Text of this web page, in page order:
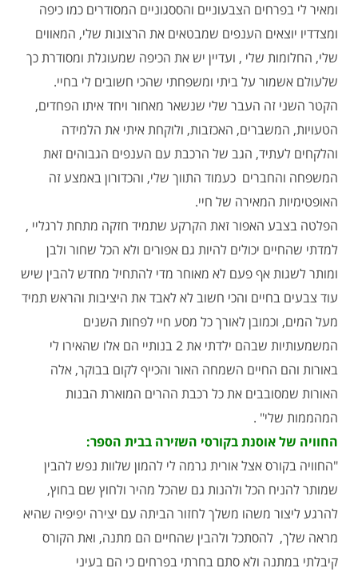
ומאיר לי בפרחים הצבעוניים והססגוניים המסודרים כמו כיפה
ומצדדיו יוצאים הענפים שמבטאים את הרצונות שלי, המאווים
שלי, החלומות שלי , ועדיין יש את הכיפה שמעוגלת ומסודרת כך
שלעולם אשמור על ביתי ומשפחתי שהכי חשובים לי בחיי.
הקטר השני זה העבר שלי שנשאר מאחור ויחד איתו הפחדים,
הטעויות, המשברים, האכזבות, ולוקחת איתי את הלמידה
והלקחים לעתיד, הגב של הרכבת עם הענפים הגבוהים זאת
המשפחה והחברים כעמוד התווך שלי, והכדורון באמצע זה
האופטימיות המאירה של חיי.
הפלטה בצבע האפור זאת הקרקע שתמיד חזקה מתחת לרגליי ,
למדתי שהחיים יכולים להיות גם אפורים ולא הכל שחור ולבן
ומותר לשגות אף פעם לא מאוחר מדי להתחיל מחדש להבין שיש
עוד צבעים בחיים והכי חשוב לא לאבד את היציבות והראש תמיד
מעל המים, וכמובן לאורך כל מסע חיי לפחות השנים
המשמעותיות שבהם ילדתי את 2 בנותיי הם אלו שהאירו לי
באורות והם החיים השמחה האור והכייף לקום בבוקר, אלה
האורות שמסובבים את כל רכבת ההרים המוארת הבנות
המהממות שלי" .
החוויה של אוסנת בקורסי השזירה בבית הספר:
"החוויה בקורס אצל אורית גרמה לי להמון שלוות נפש להבין
שמותר להניח הכל ולהנות גם שהכל מהיר ולחוץ שם בחוץ,
להרגע ליצור משהו משלך לחזור הביתה עם יצירה יפיפיה שהיא
מראה שלך, להסתכל ולהבין שהחיים הם מתנה, ואת הקורס
קיבלתי במתנה ולא סתם בחרתי בפרחים כי הם בעיני